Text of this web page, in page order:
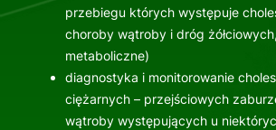
przebiegu których występuje
choroby wątroby i dróg
metaboliczne)
diagnostyka i monitorowanie
ciężarnych – przejściowych
wątroby występujących u